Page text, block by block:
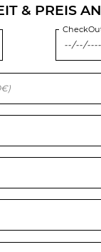
& PREIS